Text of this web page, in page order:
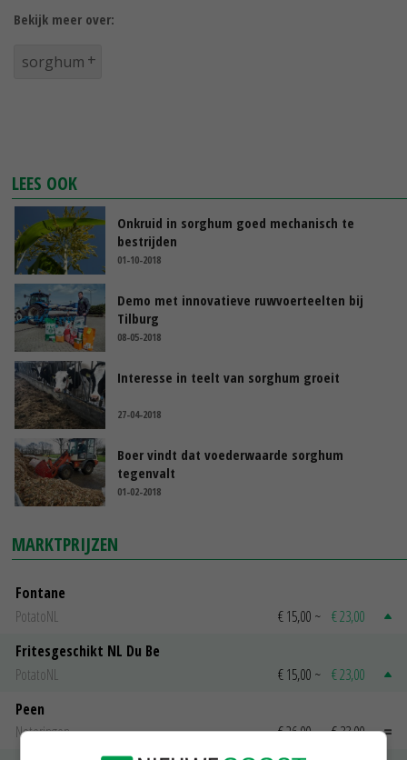
Bekijk meer over:
sorghum
LEES OOK
Onkruid in sorghum goed mechanisch te
bestrijden
01-10-2018
Demo met innovatieve ruwvoerteelten bij
Tilburg
08-05-2018
Interesse in teelt van sorghum groeit
27-04-2018
Boer vindt dat voederwaarde sorghum
tegenvalt
01-02-2018
MARKTPRIJZEN
Fontane
PotatoNL
€ 15,00 ~ € 23,00
Fritesgeschikt NL Du Be
PotatoNL
€ 15,00 ~ € 23,00
Peen
Noteringen
€ 26,00~ € 33,00